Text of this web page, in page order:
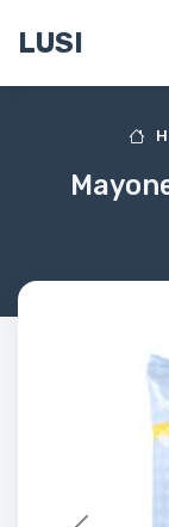
LUSI